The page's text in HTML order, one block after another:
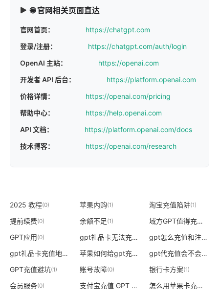
🌐 官网相关页面直达
官网首页：
https://chatgpt.com
登录/注册：
https://chatgpt.com/auth/login
OpenAI 主站：
https://openai.com
开发者 API 后台：
https://platform.openai.com
价格详情：
https://openai.com/pricing
帮助中心：
https://help.openai.com
API 文档：
https://platform.openai.com/docs
技术博客：
https://openai.com/research
2025 教程(0) 苹果内购(1) 淘宝充值陷阱(1)
提前续费(0) 余额不足(1) 域方GPT值得充值吗
GPT应用(0) gpt礼品卡无法充值 gpt怎么充值和注册
gpt礼品卡充值地址无效 (1) 苹果如何给gpt充值 gpt代充值会不会封
GPT充值避坑(1) 账号故障(0) 银行卡方案(1)
会员服务(0) 支付宝充值 GPT Plus (0) 怎么用苹果卡充值gpt